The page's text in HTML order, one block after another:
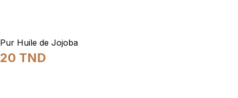
Pur Huile de Jojoba
20 TND